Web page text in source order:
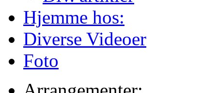
Hjemme hos:
Diverse Videoer
Foto